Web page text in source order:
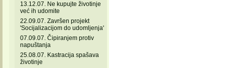
13.12.07. Ne kupujte životinje
već ih udomite
22.09.07. Završen projekt
'Socijalizacijom do udomljenja'
07.09.07. Čipiranjem protiv
napuštanja
25.08.07. Kastracija spašava
životinje